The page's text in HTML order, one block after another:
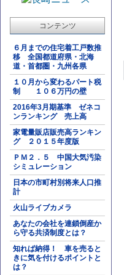
コンテンツ
６月までの住宅着工戸数推
移 全国都道府県・北海
道・首都圏・九州各県
１０月から変わるパート税
制 １０６万円の壁
2016年3月期基準 ゼネコ
ンランキング 売上高
家電量販店販売高ランキン
グ ２０１５年度版
ＰＭ２．５ 中国大気汚染
シミュレーション
日本の市町村別将来人口推
計
火山ライブカメラ
あなたの会社を連鎖倒産か
ら守る共済制度とは？
知れば納得！ 車を売ると
きに気を付けるポイントと
は？